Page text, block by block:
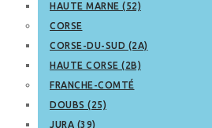
HAUTE MARNE (52)
CORSE
CORSE-DU-SUD (2A)
HAUTE CORSE (2B)
FRANCHE-COMTÉ
DOUBS (25)
JURA (39)